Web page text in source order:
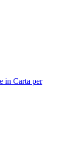
in Carta per